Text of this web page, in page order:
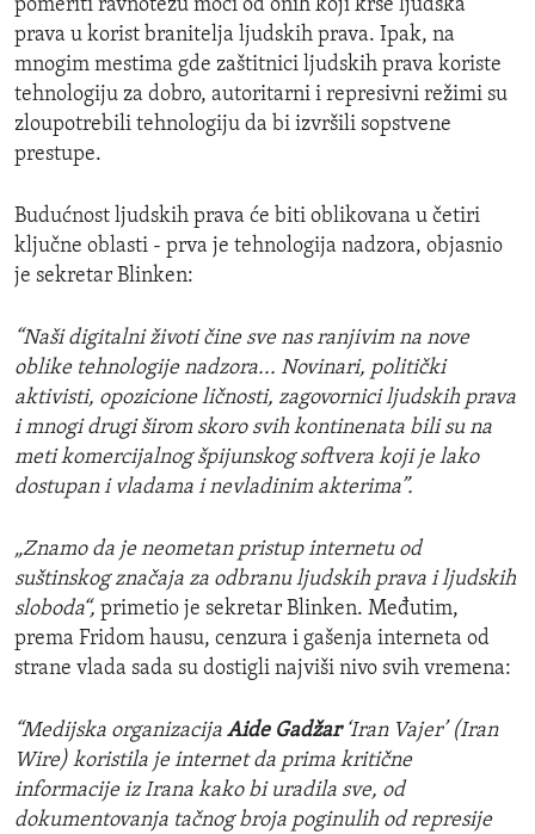
pomeriti ravnotežu moći od onih koji krše ljudska
prava u korist branitelja ljudskih prava. Ipak, na
mnogim mestima gde zaštitnici ljudskih prava koriste
tehnologiju za dobro, autoritarni i represivni režimi su
zloupotrebili tehnologiju da bi izvršili sopstvene
prestupe.
Budućnost ljudskih prava će biti oblikovana u četiri
ključne oblasti - prva je tehnologija nadzora, objasnio
je sekretar Blinken:
“Naši digitalni životi čine sve nas ranjivim na nove
oblike tehnologije nadzora... Novinari, politički
aktivisti, opozicione ličnosti, zagovornici ljudskih prava
i mnogi drugi širom skoro svih kontinenata bili su na
meti komercijalnog špijunskog softvera koji je lako
dostupan i vladama i nevladinim akterima”.
„Znamo da je neometan pristup internetu od
suštinskog značaja za odbranu ljudskih prava i ljudskih
sloboda“, primetio je sekretar Blinken. Međutim,
prema Fridom hausu, cenzura i gašenja interneta od
strane vlada sada su dostigli najviši nivo svih vremena:
“Medijska organizacija Aide Gadžar‘Iran Vajer’ (Iran
Wire) koristila je internet da prima kritične
informacije iz Irana kako bi uradila sve, od
dokumentovanja tačnog broja poginulih od represije